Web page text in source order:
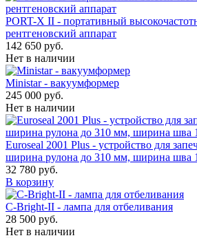
PORT-X II - портативный
рентгеновский аппарат
142 650 руб.
Нет в наличии
Ministar - вакуумформер
245 000 руб.
Нет в наличии
Euroseal 2001 Plus - устройство для
ширина рулона до 310 мм, ширина шва
32 780 руб.
В корзину
С-Bright-II - лампа для отбеливания
28 500 руб.
Нет в наличии